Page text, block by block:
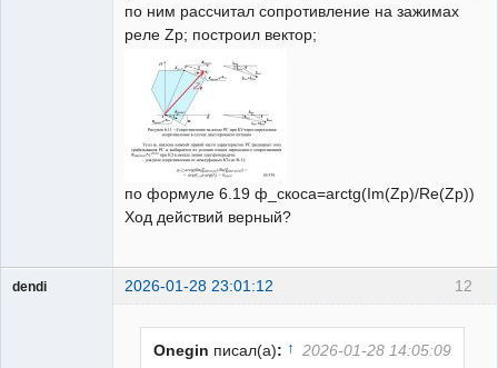
по ним рассчитал сопротивление на зажимах
реле Zp; построил вектор;
по формуле 6.19 ф_скоса=arctg(Im(Zр)/Re(Zр))
Ход действий верный?
12
dendi 2026-01-28 23:01:12
Onegin писал(а): ↑ 2026-01-28 14:05:09